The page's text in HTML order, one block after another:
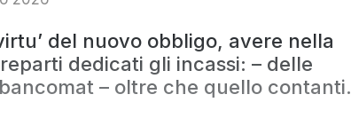
del nuovo obbligo, avere nella
dedicati gli incassi: – delle
– oltre che quello contanti.